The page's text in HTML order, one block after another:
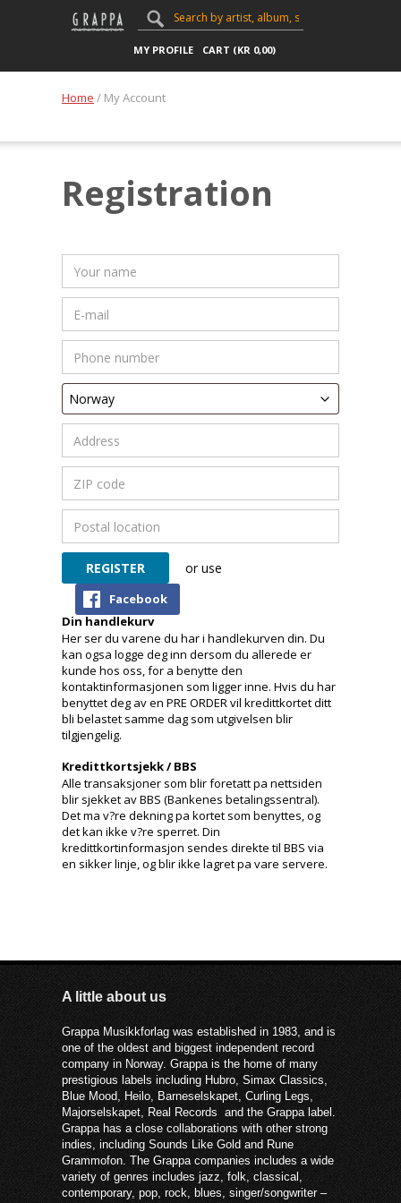
MY PROFILE CART (KR 0,00)
Home / My Account
Registration
or use
Facebook
Din handlekurv
Her ser du varene du har i handlekurven din. Du
kan ogsa logge deg inn dersom du allerede er
kunde hos oss, for a benytte den
kontaktinformasjonen som ligger inne. Hvis du har
benyttet deg av en PRE ORDER vil kredittkortet ditt
bli belastet samme dag som utgivelsen blir
tilgjengelig.
Kredittkortsjekk / BBS
Alle transaksjoner som blir foretatt pa nettsiden
blir sjekket av BBS (Bankenes betalingssentral).
Det ma v?re dekning pa kortet som benyttes, og
det kan ikke v?re sperret. Din
kredittkortinformasjon sendes direkte til BBS via
en sikker linje, og blir ikke lagret pa vare servere.
A little about us
Grappa Musikkforlag was established in 1983, and is
one of the oldest and biggest independent record
company in Norway. Grappa is the home of many
prestigious labels including Hubro, Simax Classics,
Blue Mood, Heilo, Barneselskapet, Curling Legs,
Majorselskapet, Real Records and the Grappa label.
Grappa has a close collaborations with other strong
indies, including Sounds Like Gold and Rune
Grammofon. The Grappa companies includes a wide
variety of genres includes jazz, folk, classical,
contemporary, pop, rock, blues, singer/songwriter –